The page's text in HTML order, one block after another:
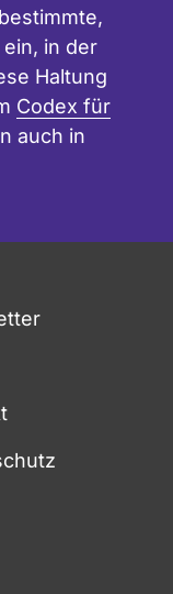
in der
Haltung
Codex für
auch in